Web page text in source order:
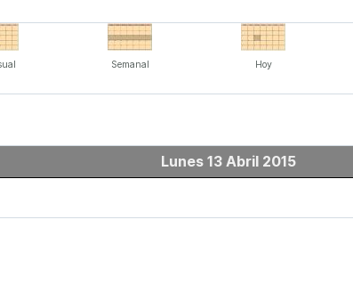
Semanal Hoy
Lunes 13 Abril 2015